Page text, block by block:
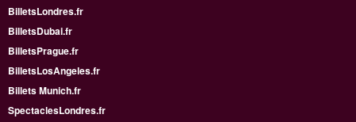
BilletsLondres.fr
BilletsDubai.fr
BilletsPrague.fr
BilletsLosAngeles.fr
Billets Munich.fr
SpectaclesLondres.fr